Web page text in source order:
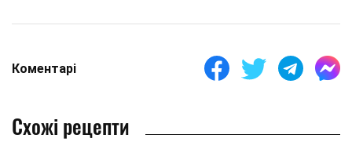
Коментарі
Схожі рецепти